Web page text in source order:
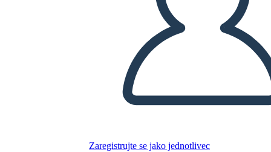
Zaregistrujte se jako jednotlivec